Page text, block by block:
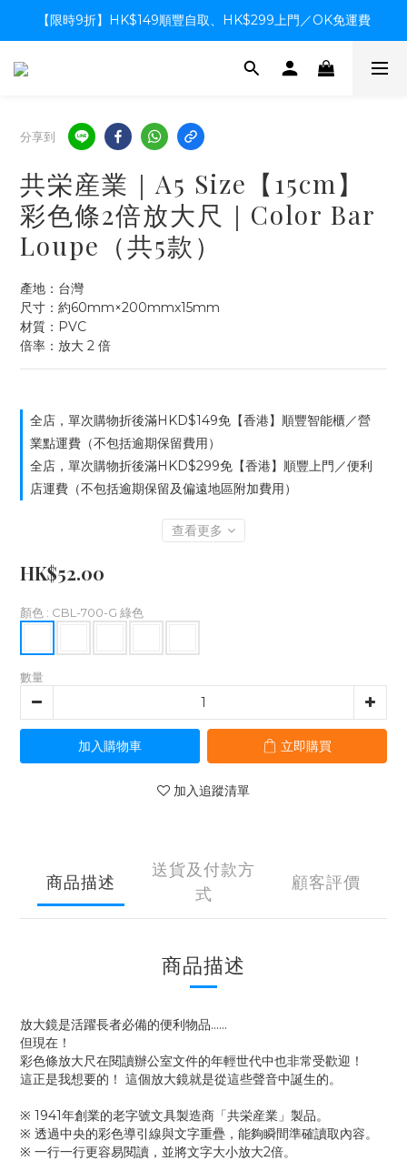
【限時9折】HK$149順豐自取、HK$299上門／OK免運費
【限時9折】HK$149順豐自取、HK$299上門／OK免運費
支付系統升級中，暫停信用卡支付至8月中，造成不便感謝諒解
分享到
共栄産業｜A5 Size【15cm】
彩色條2倍放大尺｜Color Bar
Loupe（共5款）
產地：台灣
尺寸：約60mm×200mmx15mm
材質：PVC
倍率：放大 2 倍
全店，單次購物折後滿HKD$149免【香港】順豐智能櫃／營
業點運費（不包括逾期保留費用）
全店，單次購物折後滿HKD$299免【香港】順豐上門／便利
店運費（不包括逾期保留及偏遠地區附加費用）
查看更多
HK$52.00
顏色 : CBL-700-G 綠色
數量
加入購物車 立即購買
加入追蹤清單
商品描述
送貨及付款方
式
顧客評價
商品描述
放大鏡是活躍長者必備的便利物品......
但現在！
彩色條放大尺在閱讀辦公室文件的年輕世代中也非常受歡迎！
這正是我想要的！ 這個放大鏡就是從這些聲音中誕生的。
※ 1941年創業的老字號文具製造商「共栄産業」製品。
※ 透過中央的彩色導引線與文字重疊，能夠瞬間準確讀取內容。
※ 一行一行更容易閱讀，並將文字大小放大2倍。